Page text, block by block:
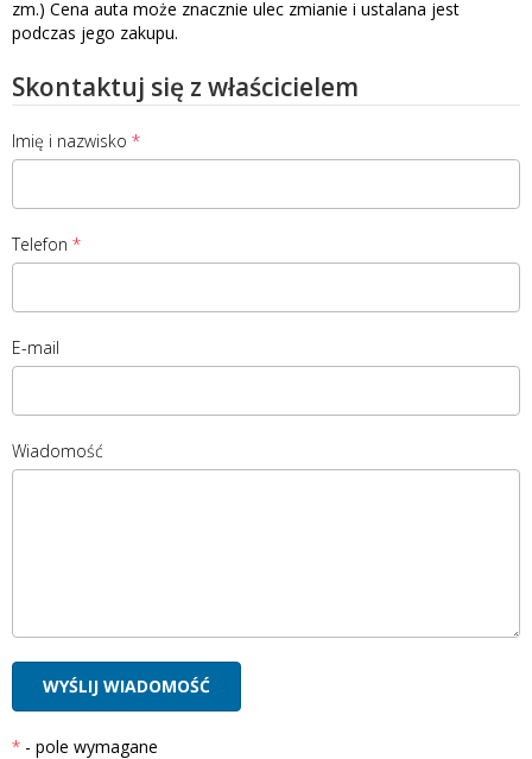
zm.) Cena auta może znacznie ulec zmianie i ustalana jest
podczas jego zakupu.
Skontaktuj się z właścicielem
Imię i nazwisko
Telefon
E-mail
Wiadomość
- pole wymagane